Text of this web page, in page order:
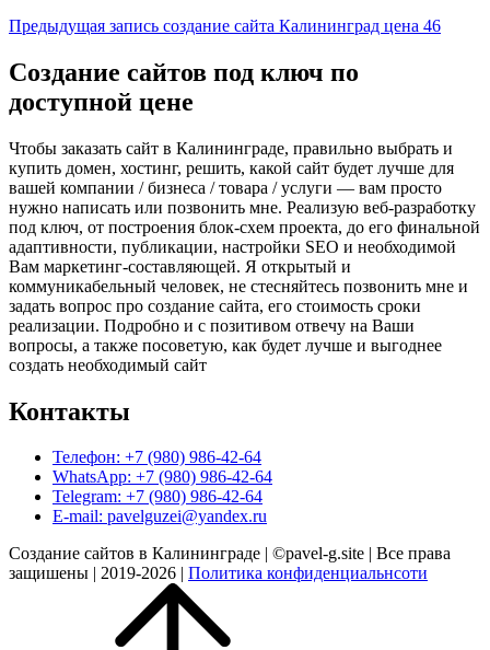
Навигация
по
записям
Предыдущая
Предыдущая запись создание сайта Калининград цена 46
Создание сайтов под ключ по
доступной цене
Чтобы заказать сайт в Калининграде, правильно выбрать и
купить домен, хостинг, решить, какой сайт будет лучше для
вашей компании / бизнеса / товара / услуги — вам просто
нужно написать или позвонить мне. Реализую веб-разработку
под ключ, от построения блок-схем проекта, до его финальной
адаптивности, публикации, настройки SEO и необходимой
Вам маркетинг-составляющей. Я открытый и
коммуникабельный человек, не стесняйтесь позвонить мне и
задать вопрос про создание сайта, его стоимость сроки
реализации. Подробно и с позитивом отвечу на Ваши
вопросы, а также посоветую, как будет лучше и выгоднее
создать необходимый сайт
Контакты
Телефон: +7 (980) 986-42-64
WhatsApp: +7 (980) 986-42-64
Telegram: +7 (980) 986-42-64
E-mail: pavelguzei@yandex.ru
Создание сайтов в Калининграде | ©pavel-g.site | Все права
защишены | 2019-2026 | Политика конфиденциальнсоти